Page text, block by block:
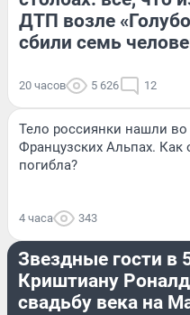
ДТП возле
сбили семь
20 часов 5 626 12
Тело россиянки нашли во
Французских Альпах. Как
погибла?
4 часа 343
СПОРТ
Звездные гости в
Криштиану
свадьбу века на